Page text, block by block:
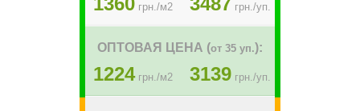
грн./м2 грн./уп.
ОПТОВАЯ ЦЕНА (от 35 уп.):
1224грн./м2 3139 грн./уп.